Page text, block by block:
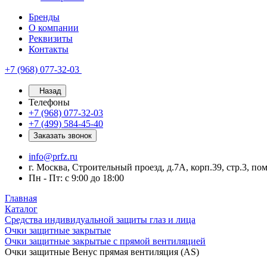
Бренды
О компании
Реквизиты
Контакты
+7 (968) 077-32-03
Назад
Телефоны
+7 (968) 077-32-03
+7 (499) 584-45-40
Заказать звонок
info@prfz.ru
г. Москва, Строительный проезд, д.7А, корп.39, стр.3,
Пн - Пт: с 9:00 до 18:00
Главная
Каталог
Средства индивидуальной защиты глаз и лица
Очки защитные закрытые
Очки защитные закрытые с прямой вентиляцией
Очки защитные Венус прямая вентиляция (AS)